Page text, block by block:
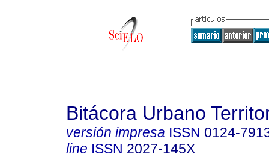
Bitácora Urbano
versión impresa ISSN 0124-
line ISSN 2027-145X